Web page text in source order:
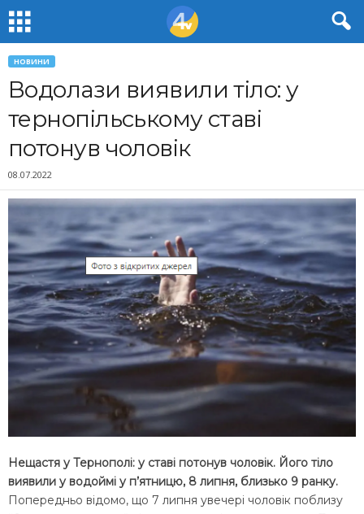
НОВИНИ
Водолази виявили тіло: у
тернопільському ставі
потонув чоловік
08.07.2022
Нещастя у Тернополі: у ставі потонув чоловік. Його тіло
виявили у водоймі у п’ятницю, 8 липня, близько 9 ранку.
Попередньо відомо, що 7 липня увечері чоловік поблизу